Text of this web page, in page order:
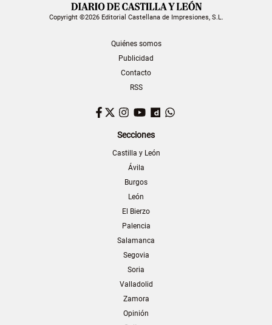
Copyright ©2026 Editorial Castellana de Impresiones, S.L.
Quiénes somos
Publicidad
Contacto
RSS
Facebook
TwitterInstagram
YouTubeDailymotion
Secciones
Castilla y León
Ávila
Burgos
León
El Bierzo
Palencia
Salamanca
Segovia
Soria
Valladolid
Zamora
Opinión